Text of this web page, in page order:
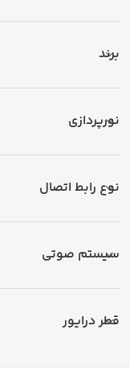
برند
نورپردازی
نوع رابط اتصال
سیستم صوتی
قطر درایور